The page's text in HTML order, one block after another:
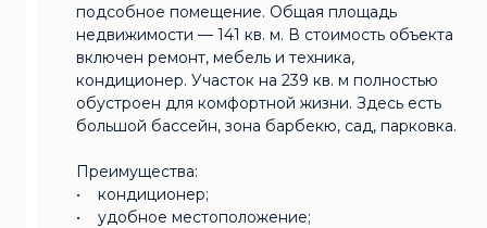
подсобное помещение. Общая площадь
недвижимости — 141 кв. м. В стоимость объекта
включен ремонт, мебель и техника,
кондиционер. Участок на 239 кв. м полностью
обустроен для комфортной жизни. Здесь есть
большой бассейн, зона барбекю, сад, парковка.
Преимущества:
• кондиционер;
• удобное местоположение;